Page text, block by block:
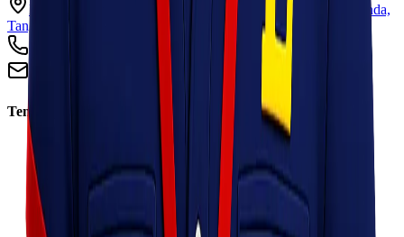
Ruko Garden Square Blok G No. 11-12 Jurumudi baru, Benda,
Tangerang, Banten 15124
info@lionelexpress.com
Tentang Kami
Sosial Perusahaan
Cabang
Informasi